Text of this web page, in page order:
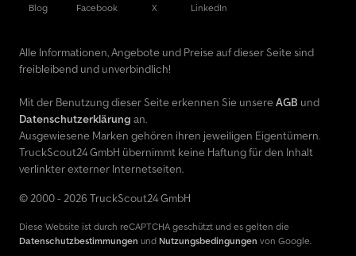
Blog Facebook X LinkedIn
Alle Informationen, Angebote und Preise auf dieser Seite sind
freibleibend und unverbindlich!
Mit der Benutzung dieser Seite erkennen Sie unsere AGB und
Datenschutzerklärung an.
Ausgewiesene Marken gehören ihren jeweiligen Eigentümern.
TruckScout24 GmbH übernimmt keine Haftung für den Inhalt
verlinkter externer Internetseiten.
© 2000 - 2026 TruckScout24 GmbH
Diese Website ist durch reCAPTCHA geschützt und es gelten die
Datenschutzbestimmungen und Nutzungsbedingungen von Google.